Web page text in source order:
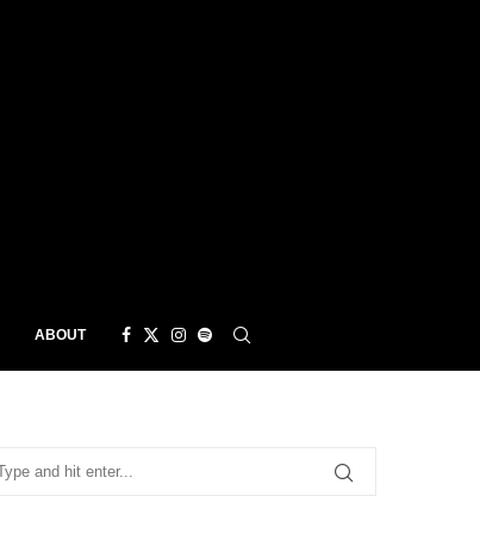
ABOUT